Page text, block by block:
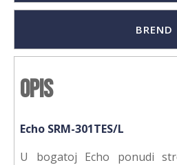
BREND
Opis
Echo SRM-301TES/L
U bogatoj Echo ponudi